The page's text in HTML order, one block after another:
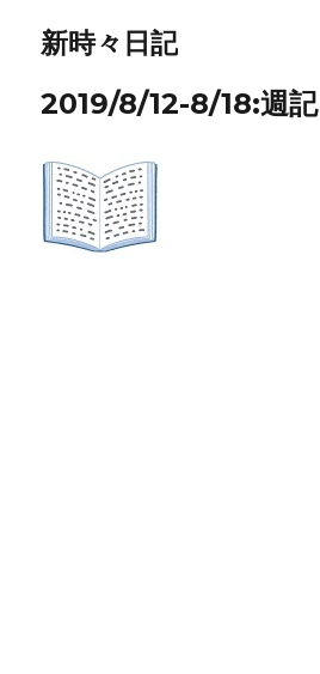
新時々日記
2019/8/12-8/18:週記